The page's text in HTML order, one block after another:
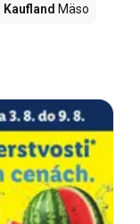
Kaufland Mäso